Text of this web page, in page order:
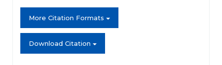
More Citation Formats
Download Citation